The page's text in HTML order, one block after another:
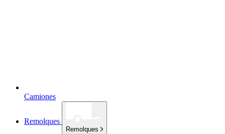
Camiones
Remolques
Remolques